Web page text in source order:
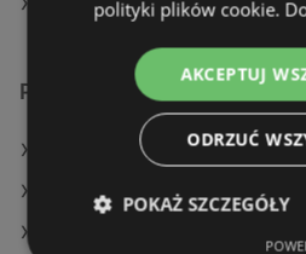
Aktualne gazetki E.Leclerc
Podobne sklepy detaliczne
Oferty POLOmarket
Oferty Action
polityki plików cookie.
AKCEPTUJ
ODRZUĆ
POKAŻ SZCZEGÓŁY